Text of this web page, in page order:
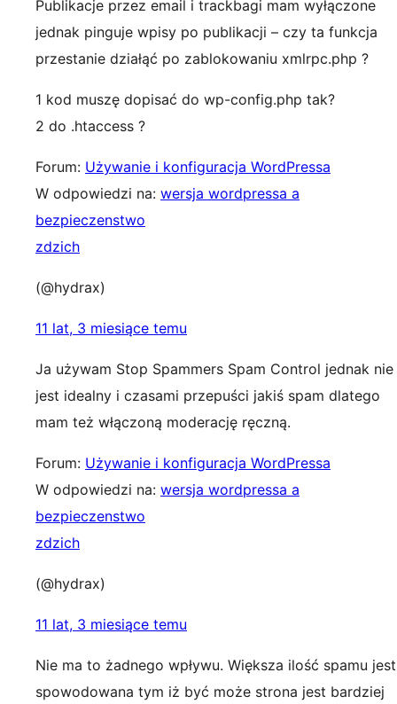
Publikacje przez email i trackbagi mam wyłączone
jednak pinguje wpisy po publikacji – czy ta funkcja
przestanie działąć po zablokowaniu xmlrpc.php ?
1 kod muszę dopisać do wp-config.php tak?
2 do .htaccess ?
Forum: Używanie i konfiguracja WordPressa
W odpowiedzi na: wersja wordpressa a
bezpieczenstwo
zdzich
(@hydrax)
11 lat, 3 miesiące temu
Ja używam Stop Spammers Spam Control jednak nie
jest idealny i czasami przepuści jakiś spam dlatego
mam też włączoną moderację ręczną.
Forum: Używanie i konfiguracja WordPressa
W odpowiedzi na: wersja wordpressa a
bezpieczenstwo
zdzich
(@hydrax)
11 lat, 3 miesiące temu
Nie ma to żadnego wpływu. Większa ilość spamu jest
spowodowana tym iż być może strona jest bardziej